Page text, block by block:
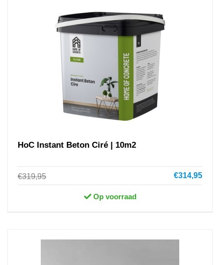
HoC Instant Beton Ciré | 10m2
€319,95 €314,95
Op voorraad